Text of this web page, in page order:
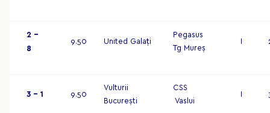
2 –
8
9.50 United Galați
Pegasus
Tg Mureș
3 – 1 9.50
Vulturii
București
CSS
Vaslui